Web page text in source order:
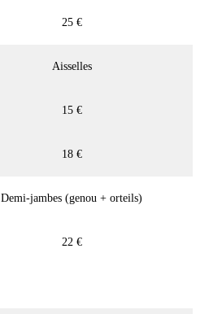
25 €
Aisselles
15 €
18 €
Demi-jambes (genou + orteils)
22 €